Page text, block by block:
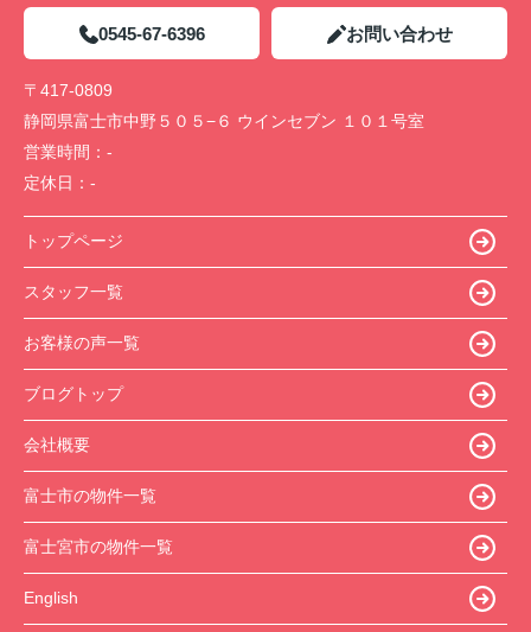
0545-67-6396 お問い合わせ
〒417-0809
静岡県富士市中野５０５−６ ウインセブン １０１号室
営業時間： -
定休日： -
トップページ
スタッフ一覧
お客様の声一覧
ブログトップ
会社概要
富士市の物件一覧
富士宮市の物件一覧
English